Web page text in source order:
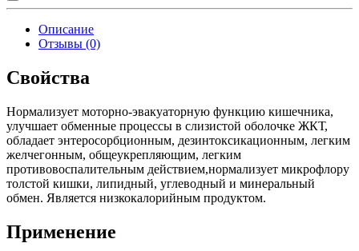
Описание
Отзывы (0)
Свойства
Нормализует моторно-­эвакуаторную функцию кишечника,
улучшает обменные процессы в слизистой оболочке ЖКТ,
обладает энтеросорбционным, дезинтоксикационным, легким
желчегонным, общеукрепляющим, легким
противовоспалительным действием,нормализует микрофлору
толстой кишки, липидный, углеводный и минеральный
обмен. Является низкокалорийным продуктом.
Применение